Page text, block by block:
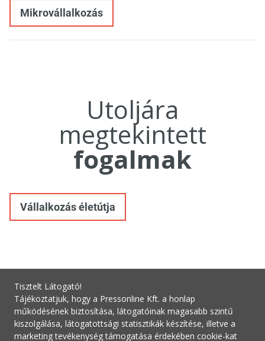
Mikrovállalkozás
Utoljára
megtekintett
fogalmak
Vállalkozás életútja
Tisztelt Látogató!
Tájékoztatjuk, hogy a Pressonline Kft. a honlap
működésének biztosítása, látogatóinak magasabb szintű
kiszolgálása, látogatottsági statisztikák készítése, illetve a
marketing tevékenység támogatása érdekében cookie-kat